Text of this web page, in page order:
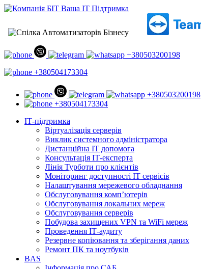
+380503200198
+380504173304
+380503200198
+380504173304
ІТ-підтримка
Віртуалізація серверів
Виклик системного адміністратора
Дистанційна ІТ допомога
Консультація ІТ-експерта
Лінія Турботи про клієнтів
Моніторинг доступності ІТ сервісів
Налаштування мережевого обладнання
Обслуговування комп’ютерів
Обслуговування локальних мереж
Обслуговування серверів
Побудова захищених VPN та WiFi мереж
Проведення ІТ-аудиту
Резервне копіювання та зберігання даних
Ремонт ПК та ноутбуків
BAS